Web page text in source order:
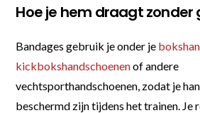
Hoe je hem draagt zonder
Bandages gebruik je onder je
kickbokshandschoenenof andere
vechtsporthandschoenen, zodat je
beschermd zijn tijdens het trainen. Je